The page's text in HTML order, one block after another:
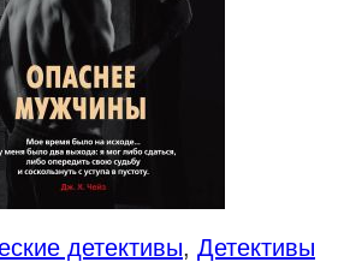
детективы, Детективы